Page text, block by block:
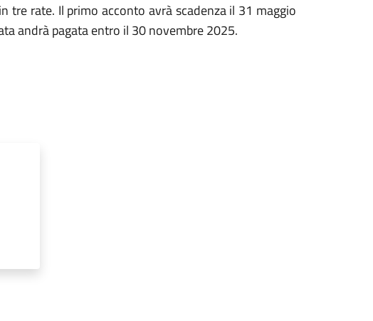
tre rate. Il primo acconto avrà scadenza il 31 maggio
andrà pagata entro il 30 novembre 2025.